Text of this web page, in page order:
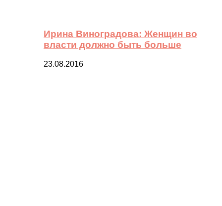
Ирина Виноградова: Женщин во
власти должно быть больше
23.08.2016